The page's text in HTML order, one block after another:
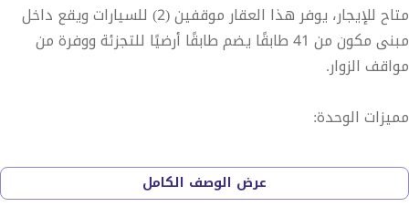
متاح للإيجار، يوفر هذا العقار موقفين (2) للسيارات ويقع داخل
مبنى مكون من 41 طابقًا يضم طابقًا أرضيًا للتجزئة ووفرة من
مواقف الزوار.
مميزات الوحدة:
- متاح فورًا
- مجهز بالكامل مع حواجزعرض الوصف الكامل